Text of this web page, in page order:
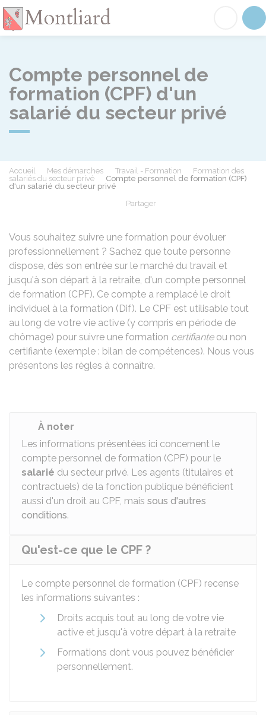
Compte personnel de
formation (CPF) d'un
salarié du secteur privé
Accueil Mes démarches Travail - Formation
Formation des
salariés du secteur privé
Compte personnel de formation (CPF)
d'un salarié du secteur privé
Partager
Vous souhaitez suivre une formation pour évoluer
professionnellement ? Sachez que toute personne
dispose, dès son entrée sur le marché du travail et
jusqu'à son départ à la retraite, d'un compte personnel
de formation (CPF). Ce compte a remplacé le droit
individuel à la formation (Dif). Le CPF est utilisable tout
au long de votre vie active (y compris en période de
chômage) pour suivre une formation certifianteou non
certifiante (exemple : bilan de compétences). Nous vous
présentons les règles à connaître.
À noter
Les informations présentées ici concernent le
compte personnel de formation (CPF) pour le
salarié du secteur privé. Les agents (titulaires et
contractuels) de la fonction publique bénéficient
aussi d'un droit au CPF, mais sous d'autres
conditions.
Qu'est-ce que le CPF ?
Le compte personnel de formation (CPF) recense
les informations suivantes :
Droits acquis tout au long de votre vie
active et jusqu'à votre départ à la retraite
Formations dont vous pouvez bénéficier
personnellement.